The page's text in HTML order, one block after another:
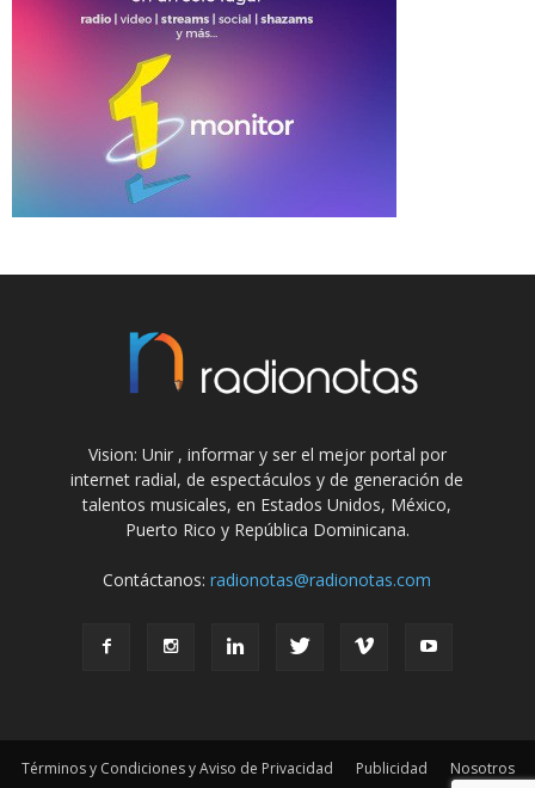
Vision: Unir , informar y ser el mejor portal por
internet radial, de espectáculos y de generación de
talentos musicales, en Estados Unidos, México,
Puerto Rico y República Dominicana.
Contáctanos:radionotas@radionotas.com
Términos y Condiciones y Aviso de Privacidad Publicidad Nosotros